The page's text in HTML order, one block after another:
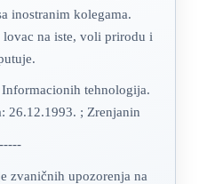
inostranim kolegama.
na iste, voli prirodu i
tehnologija.
26.12.1993. ; Zrenjanin
zvaničnih upozorenja na